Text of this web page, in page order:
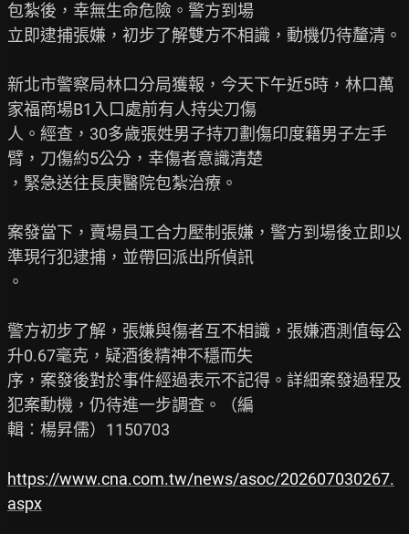
包紮後，幸無生命危險。警方到場
立即逮捕張嫌，初步了解雙方不相識，動機仍待釐清。
新北市警察局林口分局獲報，今天下午近5時，林口萬
家福商場B1入口處前有人持尖刀傷
人。經查，30多歲張姓男子持刀劃傷印度籍男子左手
臂，刀傷約5公分，幸傷者意識清楚
，緊急送往長庚醫院包紮治療。
案發當下，賣場員工合力壓制張嫌，警方到場後立即以
準現行犯逮捕，並帶回派出所偵訊
。
警方初步了解，張嫌與傷者互不相識，張嫌酒測值每公
升0.67毫克，疑酒後精神不穩而失
序，案發後對於事件經過表示不記得。詳細案發過程及
犯案動機，仍待進一步調查。（編
輯：楊昇儒）1150703
https://www.cna.com.tw/news/asoc/202607030267.
aspx